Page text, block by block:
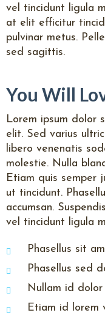
vel tincidunt ligula
at elit efficitur
pulvinar metus.
sed sagittis.
You Will
Lorem ipsum dolor
elit. Sed varius
libero venenatis
molestie. Nulla
Etiam quis semper
ut tincidunt.
accumsan.
vel tincidunt ligula
Phasellus sit
Phasellus sed
Nullam id
Etiam id lorem